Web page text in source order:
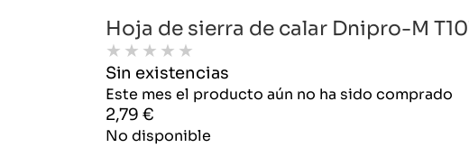
Hoja de sierra de calar Dnipro-M
★ ★ ★ ★ ★
Sin existencias
Este mes el producto aún no ha sido comprado
2,79 €
No disponible